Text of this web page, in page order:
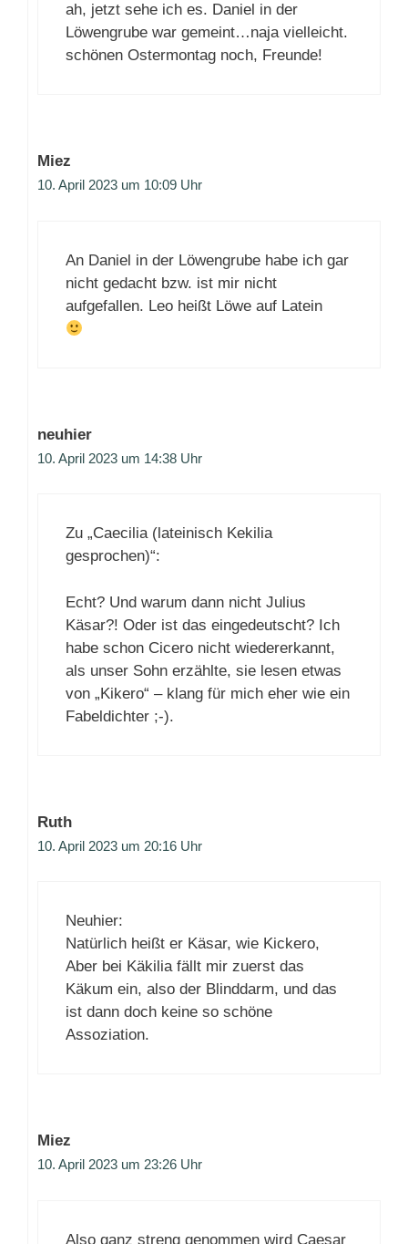
ah, jetzt sehe ich es. Daniel in der
Löwengrube war gemeint…naja vielleicht.
schönen Ostermontag noch, Freunde!
Miez
10. April 2023 um 10:09 Uhr
An Daniel in der Löwengrube habe ich gar
nicht gedacht bzw. ist mir nicht
aufgefallen. Leo heißt Löwe auf Latein
neuhier
10. April 2023 um 14:38 Uhr
Zu „Caecilia (lateinisch Kekilia
gesprochen)“:
Echt? Und warum dann nicht Julius
Käsar?! Oder ist das eingedeutscht? Ich
habe schon Cicero nicht wiedererkannt,
als unser Sohn erzählte, sie lesen etwas
von „Kikero“ – klang für mich eher wie ein
Fabeldichter ;-).
Ruth
10. April 2023 um 20:16 Uhr
Neuhier:
Natürlich heißt er Käsar, wie Kickero,
Aber bei Käkilia fällt mir zuerst das
Käkum ein, also der Blinddarm, und das
ist dann doch keine so schöne
Assoziation.
Miez
10. April 2023 um 23:26 Uhr
Also ganz streng genommen wird Caesar